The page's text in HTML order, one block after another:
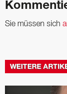
Sie müssen sich
WEITERE